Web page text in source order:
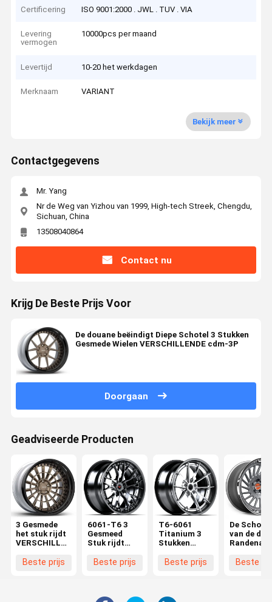
Certificering ISO 9001:2000 . JWL . TUV . VIA
Levering
vermogen
10000pcs per maand
Levertijd 10-20 het werkdagen
Merknaam VARIANT
Bekijk meer
Contactgegevens
Mr. Yang
Nr de Weg van Yizhou van 1999, High-tech Streek, Chengdu,
Sichuan, China
13508040864
Contact nu
Krijg De Beste Prijs Voor
De douane beëindigt Diepe Schotel 3 Stukken
Gesmede Wielen VERSCHILLENDE cdm-3P
Doorgaan
Geadviseerde Producten
3 Gesmede
het stuk rijdt
VERSCHILLENDE
Beste prijs
6061-T6 3
Gesmeed
Stuk rijdt
Beste prijs
T6-6061
Titanium 3
Stukken
Wielen
Beste prijs
De Schotel
van de de
SK10 3
Beste